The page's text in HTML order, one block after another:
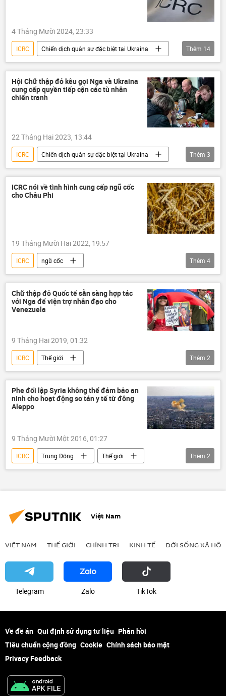
4 Tháng Mười 2024, 23:33
ICRC
Chiến dịch quân sự đặc biệt tại Ukraina
tù binh
Nga
Ukraina
xung đột quân sự
bị thương
Thế giới
Quân sự
Quân đội Nga
Sáp nhập DNR, LNR, Zaporozhye và Kherson vào Nga
LNR
Donetsk
Lugansk
Thêm 14
Hội Chữ thập đỏ kêu gọi Nga và Ukraina
cung cấp quyền tiếp cận các tù nhân
chiến tranh
22 Tháng Hai 2023, 13:44
ICRC
Chiến dịch quân sự đặc biệt tại Ukraina
Cuộc khủng hoảng ở Ukraina
Ukraina
Nga
Thêm 3
ICRC nói về tình hình cung cấp ngũ cốc
cho Châu Phi
19 Tháng Mười Hai 2022, 19:57
ICRC
ngũ cốc
Vận chuyển ngũ cốc Ukraina
châu Phi
lương thực
Thế giới
Thêm 4
Chữ thập đỏ Quốc tế sẵn sàng hợp tác
với Nga để viện trợ nhân đạo cho
Venezuela
9 Tháng Hai 2019, 01:32
ICRC
Thế giới
Âm mưu đảo chính ở Venezuela
Venezuela
Thêm 2
Phe đối lập Syria không thể đảm bảo an
ninh cho hoạt động sơ tán y tế từ đông
Aleppo
9 Tháng Mười Một 2016, 01:27
ICRC Trung Đông
Thế giới
Aleppo
sơ tán y tế
Thêm 2
Việt Nam
VIỆT NAM THẾ GIỚI CHÍNH TRỊ KINH TẾ ĐỜI SỐNG XÃ HỘI
Telegram Zalo ТikТоk
Về đề án Qui định sử dụng tư liệu Phản hồi
Tiêu chuẩn cộng đồng Cookie Chính sách bảo mật
Privacy Feedback